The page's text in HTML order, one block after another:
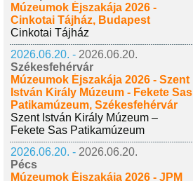
Múzeumok Éjszakája 2026 -
Cinkotai Tájház, Budapest
Cinkotai Tájház
2026.06.20. - 2026.06.20.
Székesfehérvár
Múzeumok Éjszakája 2026 - Szent
István Király Múzeum - Fekete Sas
Patikamúzeum, Székesfehérvár
Szent István Király Múzeum –
Fekete Sas Patikamúzeum
2026.06.20. - 2026.06.20.
Pécs
Múzeumok Éjszakája 2026 - JPM